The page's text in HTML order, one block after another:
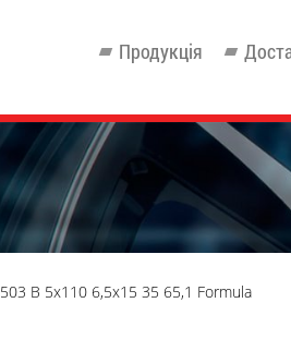
Продукція
503 B 5x110 6,5x15 35 65,1 Formula